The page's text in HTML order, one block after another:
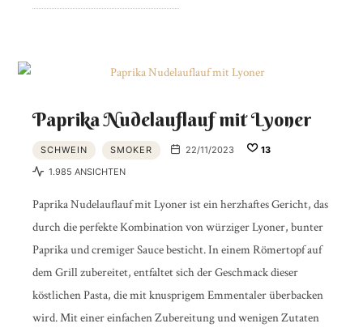
Paprika Nudelauflauf mit Lyoner
SCHWEIN SMOKER 22/11/2023
13
1.985 ANSICHTEN
Paprika Nudelauflauf mit Lyoner ist ein herzhaftes Gericht, das
durch die perfekte Kombination von würziger Lyoner, bunter
Paprika und cremiger Sauce besticht. In einem Römertopf auf
dem Grill zubereitet, entfaltet sich der Geschmack dieser
köstlichen Pasta, die mit knusprigem Emmentaler überbacken
wird. Mit einer einfachen Zubereitung und wenigen Zutaten